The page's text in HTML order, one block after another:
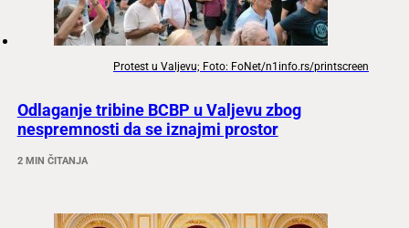
Protest u Valjevu; Foto: FoNet/n1info.rs/printscreen
Odlaganje tribine BCBP u Valjevu zbog
nespremnosti da se iznajmi prostor
2 MIN ČITANJA